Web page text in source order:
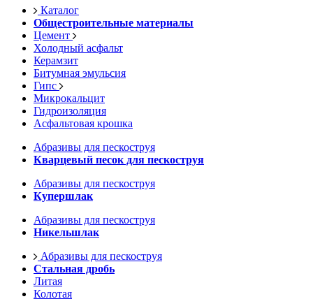
Каталог
Общестроительные материалы
Цемент
Холодный асфальт
Керамзит
Битумная эмульсия
Гипс
Микрокальцит
Гидроизоляция
Асфальтовая крошка
Абразивы для пескоструя
Кварцевый песок для пескоструя
Абразивы для пескоструя
Купершлак
Абразивы для пескоструя
Никельшлак
Абразивы для пескоструя
Стальная дробь
Литая
Колотая